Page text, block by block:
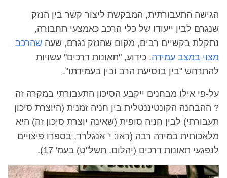
הגישה התעבורתית, המבקשת ליצור קשר בין הנזק
שנגרם לבין ייעודו של כלי הרכב כאמצעי תחבורה,
נתקלת בקשיים רבים, מקום שהנזק נגרם, שעה שהרכב
מצוי במצב עמידה. כידוע, "תאונות דרכים" עשויות
להתרחש "בין בנסיעת הרב ובין בעמידתו".
על-פי אילו מבחנים ייקבע הסיכון התעבורתי במקרה זה
? ההבחנה הקונטיננטלית בין חניה זמנית (היוצרת סיכון
תעבורתי) לבין חניה סופית (שאינה יוצרת סיכון זה) היא
מלאכותית במידה רבה (ראו: י' אנגלרד, בספרו פיצויים
לנפגעי תאונות דרכים (יהלום, תשל"ט) בעמ' 17).